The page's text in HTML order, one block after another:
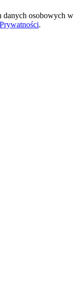
danych osobowych w
.